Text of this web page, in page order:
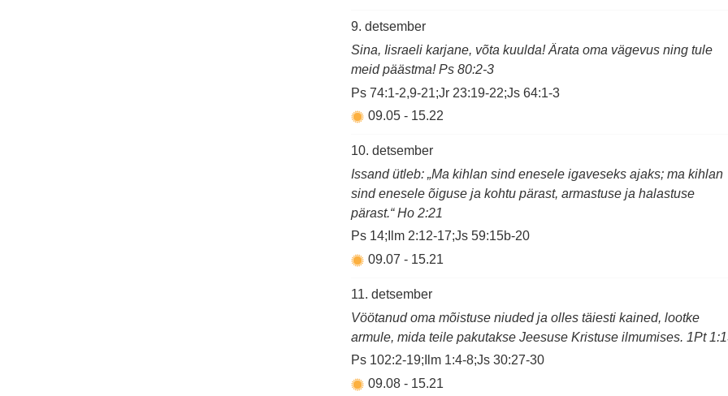
9. detsember
Sina, Iisraeli karjane, võta kuulda! Ärata oma vägevus ning tule
meid päästma! Ps 80:2-3
Ps 74:1-2,9-21;Jr 23:19-22;Js 64:1-3
09.05 - 15.22
10. detsember
Issand ütleb: „Ma kihlan sind enesele igaveseks ajaks; ma kihlan
sind enesele õiguse ja kohtu pärast, armastuse ja halastuse
pärast.“ Ho 2:21
Ps 14;Ilm 2:12-17;Js 59:15b-20
09.07 - 15.21
11. detsember
Vöötanud oma mõistuse niuded ja olles täiesti kained, lootke
armule, mida teile pakutakse Jeesuse Kristuse ilmumises. 1Pt
Ps 102:2-19;Ilm 1:4-8;Js 30:27-30
09.08 - 15.21